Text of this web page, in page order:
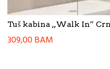
Tuš kabina ,,Walk In”
309,00BAM